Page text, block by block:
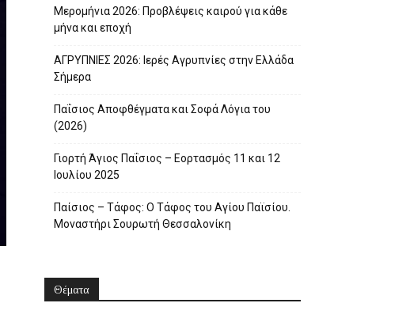
Μερομήνια 2026: Προβλέψεις καιρού για κάθε
μήνα και εποχή
ΑΓΡΥΠΝΙΕΣ 2026: Ιερές Αγρυπνίες στην Ελλάδα
Σήμερα
Παΐσιος Αποφθέγματα και Σοφά Λόγια του
(2026)
Γιορτή Άγιος Παΐσιος – Εορτασμός 11 και 12
Ιουλίου 2025
Παίσιος – Τάφος: Ο Τάφος του Αγίου Παϊσίου.
Μοναστήρι Σουρωτή Θεσσαλονίκη
Θέματα